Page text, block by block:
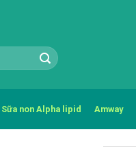
Sữa non Alpha lipid Amway